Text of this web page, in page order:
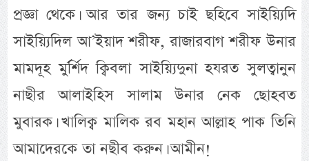
প্রজ্ঞা থেকে। আর তার জন্য চাই ছহিবে সাইয়্যিদি
সাইয়্যিদিল আ’ইয়াদ শরীফ, রাজারবাগ শরীফ উনার
মামদূহ মুর্র্শিদ ক্বিবলা সাইয়্যিদুনা হযরত সুলত্বানুন
নাছীর আলাইহিস সালাম উনার নেক ছোহবত
মুবারক। খালিক্ব মালিক রব মহান আল্লাহ পাক তিনি
আমাদেরকে তা নছীব করুন। আমীন!